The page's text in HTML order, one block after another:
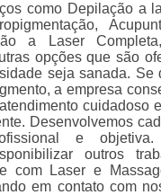
como Depilação a
a Laser
opções que são
seja sanada. Se
a empresa
cuidadoso
Desenvolvemos
e
outros
com Laser e
em contato com